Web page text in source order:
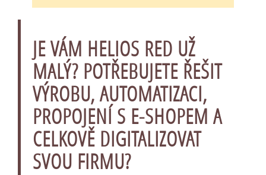
JE VÁM HELIOS RED UŽ
MALÝ? POTŘEBUJETE ŘEŠIT
VÝROBU, AUTOMATIZACI,
PROPOJENÍ S E-SHOPEM A
CELKOVĚ DIGITALIZOVAT
SVOU FIRMU?